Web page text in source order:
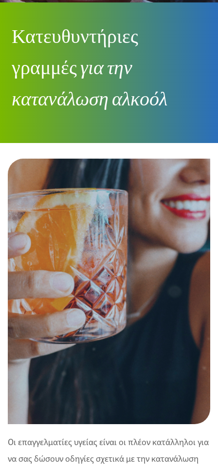
Κατευθυντήριες
γραμμέςγια την
κατανάλωση αλκοόλ
Οι επαγγελματίες υγείας είναι οι πλέον κατάλληλοι για
να σας δώσουν οδηγίες σχετικά με την κατανάλωση